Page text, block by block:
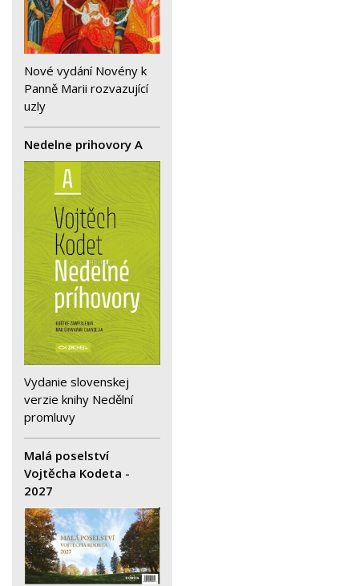
Nové vydání Novény k
Panně Marii rozvazující
uzly
Nedelne prihovory A
Vydanie slovenskej
verzie knihy Nedělní
promluvy
Malá poselství
Vojtěcha Kodeta -
2027